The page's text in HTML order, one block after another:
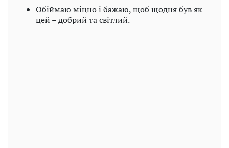
Обіймаю міцно і бажаю, щоб щодня був як
цей – добрий та світлий.